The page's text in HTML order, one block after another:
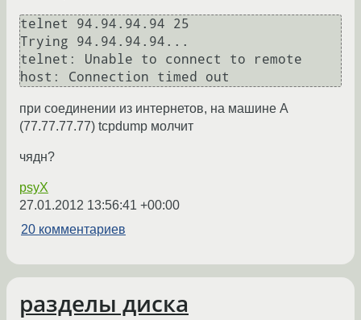
telnet 94.94.94.94 25
Trying 94.94.94.94...
telnet: Unable to connect to remote
при соединении из интернетов, на машине A
(77.77.77.77) tcpdump молчит
чядн?
psyX
27.01.2012 13:56:41 +00:00
20 комментариев
разделы диска